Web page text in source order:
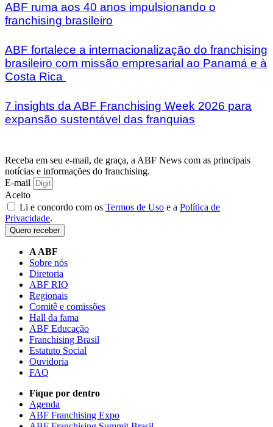
ABF ruma aos 40 anos impulsionando o
franchising brasileiro
ABF fortalece a internacionalização do franchising
brasileiro com missão empresarial ao Panamá e à
Costa Rica
7 insights da ABF Franchising Week 2026 para
expansão sustentável das franquias
Receba em seu e-mail, de graça, a ABF News com as principais
notícias e informações do franchising.
E-mail
Aceito
Li e concordo com os Termos de Uso e a Política de
Privacidade.
Quero receber
A ABF
Sobre nós
Diretoria
ABF RIO
Regionais
Comitê e comissões
Hall da fama
ABF Educação
Franchising Brasil
Estatuto Social
Ouvidoria
FAQ
Fique por dentro
Agenda
ABF Franchising Expo